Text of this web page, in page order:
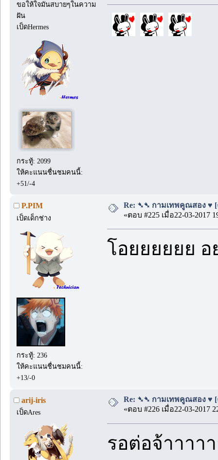
ขอให้ใจมันสบายๆในความ
ฝัน
เป็ดHermes
กระทู้: 2099
ให้คะแนนชื่นชมคนนี้:
+51/-4
P.PIM
เป็ดเด็กช่าง
กระทู้: 236
ให้คะแนนชื่นชมคนนี้:
+13/-0
Re: ➴➴ กามเทพคูณสอง ♥ [
«ตอบ #225 เมื่อ22-03-2017
โอยยยยยย อ
arij-iris
เป็ดAres
Re: ➴➴ กามเทพคูณสอง ♥ [
«ตอบ #226 เมื่อ22-03-2017
รอต่อจ้าาาา